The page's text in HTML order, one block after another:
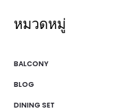
หมวดหมู่
BALCONY
BLOG
DINING SET